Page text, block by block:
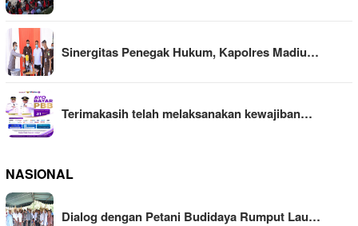
Sinergitas Penegak Hukum, Kapolres Madiu…
Terimakasih telah melaksanakan kewajiban…
NASIONAL
Dialog dengan Petani Budidaya Rumput Lau…